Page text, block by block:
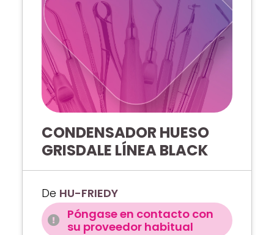
CONDENSADOR HUESO
GRISDALE LÍNEA BLACK
De HU-FRIEDY
Póngase en contacto con
su proveedor habitual